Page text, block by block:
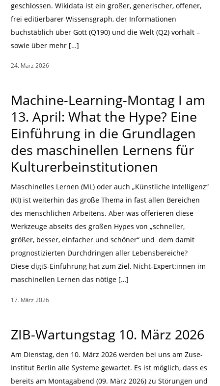
geschlossen. Wikidata ist ein großer, generischer, offener,
frei editierbarer Wissensgraph, der Informationen
buchstäblich über Gott (Q190) und die Welt (Q2) vorhält –
sowie über mehr […]
24. März 2026
Machine-Learning-Montag I am
13. April: What the Hype? Eine
Einführung in die Grundlagen
des maschinellen Lernens für
Kulturerbeinstitutionen
Maschinelles Lernen (ML) oder auch „Künstliche Intelligenz“
(KI) ist weiterhin das große Thema in fast allen Bereichen
des menschlichen Arbeitens. Aber was offerieren diese
Werkzeuge abseits des großen Hypes von „schneller,
größer, besser, einfacher und schöner“ und dem damit
prognostizierten Durchdringen aller Lebensbereiche?
Diese digiS-Einführung hat zum Ziel, Nicht-Expert:innen im
maschinellen Lernen das nötige […]
17. März 2026
ZIB-Wartungstag 10. März 2026
Am Dienstag, den 10. März 2026 werden bei uns am Zuse-
Institut Berlin alle Systeme gewartet. Es ist möglich, dass es
bereits am Montagabend (09. März 2026) zu Störungen und